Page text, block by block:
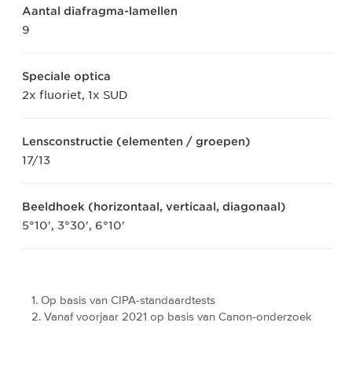
Aantal diafragma-lamellen
9
Speciale optica
2x fluoriet, 1x SUD
Lensconstructie (elementen / groepen)
17/13
Beeldhoek (horizontaal, verticaal, diagonaal)
5°10', 3°30', 6°10'
Op basis van CIPA-standaardtests
Vanaf voorjaar 2021 op basis van Canon-onderzoek